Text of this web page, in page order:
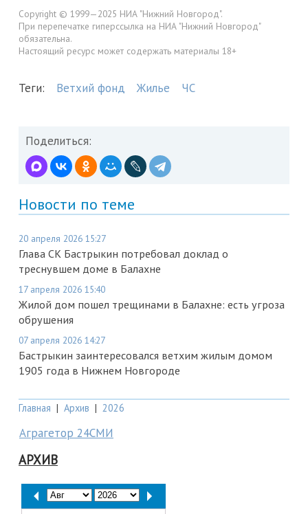
Copyright © 1999—2025 НИА "Нижний Новгород".
При перепечатке гиперссылка на НИА "Нижний Новгород"
обязательна.
Настоящий ресурс может содержать материалы 18+
Теги: Ветхий фонд Жилье ЧС
Поделиться:
Новости по теме
20 апреля 2026 15:27
Глава СК Бастрыкин потребовал доклад о
треснувшем доме в Балахне
17 апреля 2026 15:40
Жилой дом пошел трещинами в Балахне: есть угроза
обрушения
07 апреля 2026 14:27
Бастрыкин заинтересовался ветхим жилым домом
1905 года в Нижнем Новгороде
Главная | Архив | 2026
Аграгетор 24СМИ
АРХИВ